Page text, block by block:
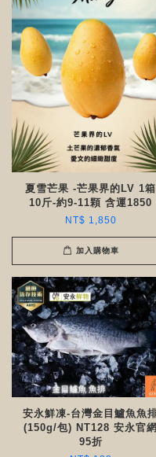
夏雪芒果 -芒果界的LV 1箱
10斤-約9-11顆 含運1850
NT$ 1,850
加入購物車
安永鮮凍-台灣金目鱸魚魚
(150g/包) NT128 安永官網
95折